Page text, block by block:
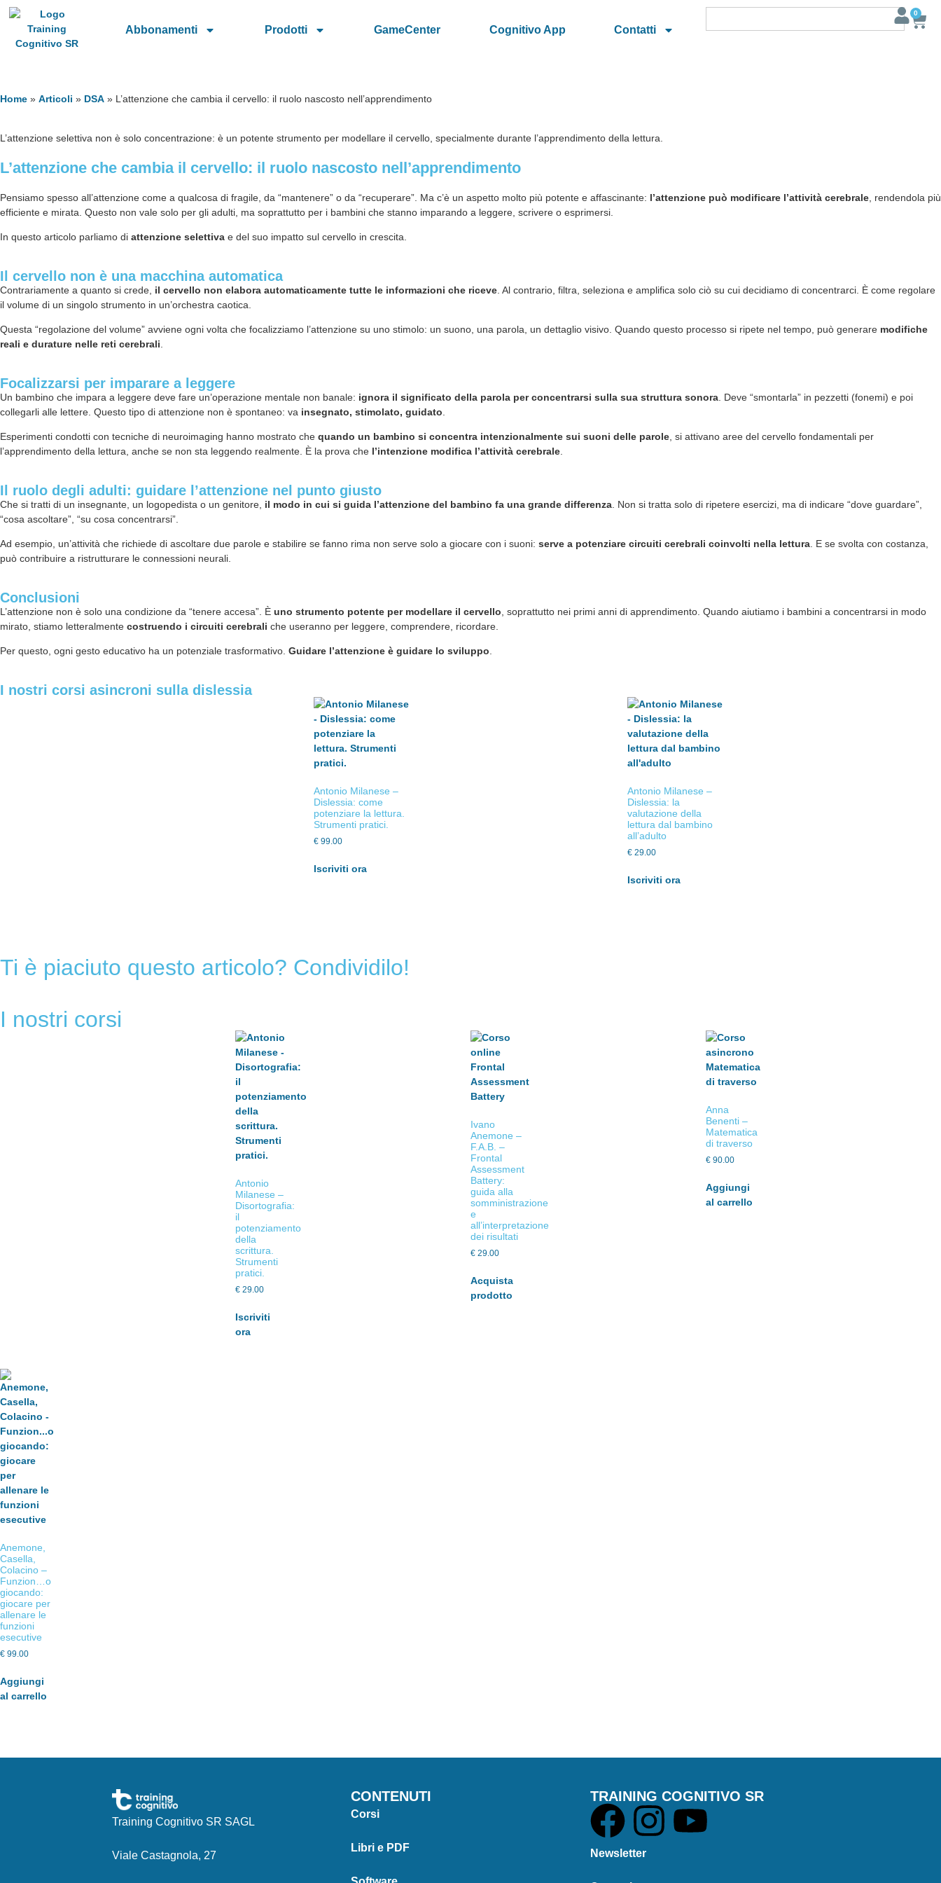
Abbonamenti Prodotti GameCenter Cognitivo App Contatti
0
Home » Articoli » DSA » L’attenzione che cambia il cervello: il ruolo nascosto nell’apprendimento
L’attenzione selettiva non è solo concentrazione: è un potente strumento per modellare il cervello, specialmente durante l’apprendimento della lettura.
L’attenzione che cambia il cervello: il ruolo nascosto nell’apprendimento
Pensiamo spesso all’attenzione come a qualcosa di fragile, da “mantenere” o da “recuperare”. Ma c’è un aspetto molto più potente e affascinante: l’attenzione può modificare l’attività cerebrale , rendendola più
efficiente e mirata. Questo non vale solo per gli adulti, ma soprattutto per i bambini che stanno imparando a leggere, scrivere o esprimersi.
In questo articolo parliamo di attenzione selettiva e del suo impatto sul cervello in crescita.
Il cervello non è una macchina automatica
Contrariamente a quanto si crede, il cervello non elabora automaticamente tutte le informazioni che riceve . Al contrario, filtra, seleziona e amplifica solo ciò su cui decidiamo di concentrarci. È come regolare
il volume di un singolo strumento in un’orchestra caotica.
Questa “regolazione del volume” avviene ogni volta che focalizziamo l’attenzione su uno stimolo: un suono, una parola, un dettaglio visivo. Quando questo processo si ripete nel tempo, può generare modifiche
reali e durature nelle reti cerebrali
Focalizzarsi per imparare a leggere
Un bambino che impara a leggere deve fare un’operazione mentale non banale: ignora il significato della parola per concentrarsi sulla sua struttura sonora . Deve “smontarla” in pezzetti (fonemi) e poi
collegarli alle lettere. Questo tipo di attenzione non è spontaneo: va insegnato, stimolato, guidato
Esperimenti condotti con tecniche di neuroimaging hanno mostrato che quando un bambino si concentra intenzionalmente sui suoni delle parole , si attivano aree del cervello fondamentali per
l’apprendimento della lettura, anche se non sta leggendo realmente. È la prova che l’intenzione modifica l’attività cerebrale
Il ruolo degli adulti: guidare l’attenzione nel punto giusto
Che si tratti di un insegnante, un logopedista o un genitore, il modo in cui si guida l’attenzione del bambino fa una grande differenza . Non si tratta solo di ripetere esercizi, ma di indicare “dove guardare”,
“cosa ascoltare”, “su cosa concentrarsi”.
Ad esempio, un’attività che richiede di ascoltare due parole e stabilire se fanno rima non serve solo a giocare con i suoni: serve a potenziare circuiti cerebrali coinvolti nella lettura . E se svolta con costanza,
può contribuire a ristrutturare le connessioni neurali.
Conclusioni
L’attenzione non è solo una condizione da “tenere accesa”. È uno strumento potente per modellare il cervello , soprattutto nei primi anni di apprendimento. Quando aiutiamo i bambini a concentrarsi in modo
mirato, stiamo letteralmente costruendo i circuiti cerebrali che useranno per leggere, comprendere, ricordare.
Per questo, ogni gesto educativo ha un potenziale trasformativo. Guidare l’attenzione è guidare lo sviluppo
I nostri corsi asincroni sulla dislessia
Antonio Milanese –
Dislessia: come
potenziare la lettura.
Strumenti pratici.
€ 99.00
Iscriviti ora
Antonio Milanese –
Dislessia: la
valutazione della
lettura dal bambino
all’adulto
€ 29.00
Iscriviti ora
Ti è piaciuto questo articolo? Condividilo!
I nostri corsi
Antonio
Milanese –
Disortografia:
il
potenziamento
della
scrittura.
Strumenti
pratici.
€ 29.00
Iscriviti
ora
Ivano
Anemone –
F.A.B. –
Frontal
Assessment
Battery:
guida alla
somministrazione
e
all’interpretazione
dei risultati
€ 29.00
Acquista
prodotto
Anna
Benenti –
Matematica
di traverso
€ 90.00
Aggiungi
al carrello
Anemone,
Casella,
Colacino –
Funzion…o
giocando:
giocare per
allenare le
funzioni
esecutive
€ 99.00
Aggiungi
al carrello
Training Cognitivo SR SAGL
Viale Castagnola, 27
CONTENUTI
Corsi
Libri e PDF
TRAINING COGNITIVO SR
Newsletter